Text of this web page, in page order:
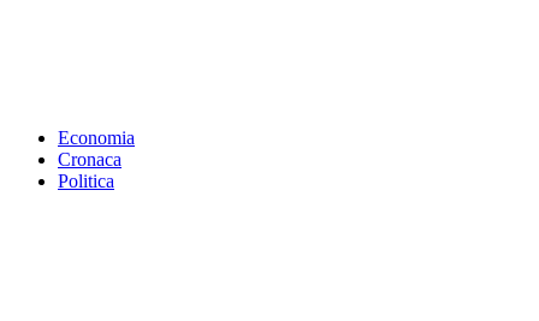
Economia
Cronaca
Politica